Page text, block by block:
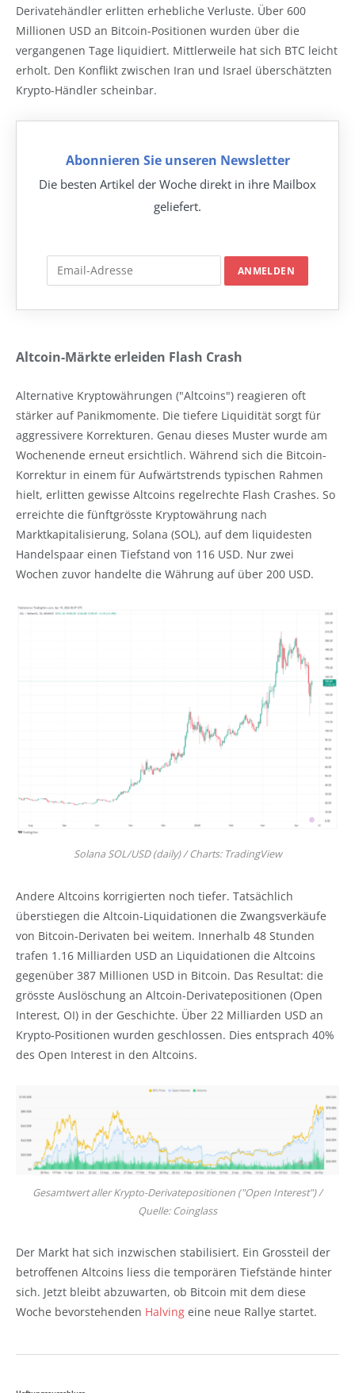
Derivatehändler erlitten erhebliche Verluste. Über 600
Millionen USD an Bitcoin-Positionen wurden über die
vergangenen Tage liquidiert. Mittlerweile hat sich BTC leicht
erholt. Den Konflikt zwischen Iran und Israel überschätzten
Krypto-Händler scheinbar.
Abonnieren Sie unseren Newsletter
Die besten Artikel der Woche direkt in ihre Mailbox
geliefert.
Altcoin-Märkte erleiden Flash Crash
Alternative Kryptowährungen ("Altcoins") reagieren oft
stärker auf Panikmomente. Die tiefere Liquidität sorgt für
aggressivere Korrekturen. Genau dieses Muster wurde am
Wochenende erneut ersichtlich. Während sich die Bitcoin-
Korrektur in einem für Aufwärtstrends typischen Rahmen
hielt, erlitten gewisse Altcoins regelrechte Flash Crashes. So
erreichte die fünftgrösste Kryptowährung nach
Marktkapitalisierung, Solana (SOL), auf dem liquidesten
Handelspaar einen Tiefstand von 116 USD. Nur zwei
Wochen zuvor handelte die Währung auf über 200 USD.
Solana SOL/USD (daily) / Charts: TradingView
Andere Altcoins korrigierten noch tiefer. Tatsächlich
überstiegen die Altcoin-Liquidationen die Zwangsverkäufe
von Bitcoin-Derivaten bei weitem. Innerhalb 48 Stunden
trafen 1.16 Milliarden USD an Liquidationen die Altcoins
gegenüber 387 Millionen USD in Bitcoin. Das Resultat: die
grösste Auslöschung an Altcoin-Derivatepositionen (Open
Interest, OI) in der Geschichte. Über 22 Milliarden USD an
Krypto-Positionen wurden geschlossen. Dies entsprach 40%
des Open Interest in den Altcoins.
Gesamtwert aller Krypto-Derivatepositionen ("Open Interest") /
Quelle: Coinglass
Der Markt hat sich inzwischen stabilisiert. Ein Grossteil der
betroffenen Altcoins liess die temporären Tiefstände hinter
sich. Jetzt bleibt abzuwarten, ob Bitcoin mit dem diese
Woche bevorstehenden Halving eine neue Rallye startet.